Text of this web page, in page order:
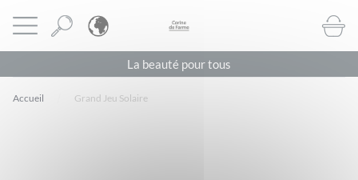
Ouvrir le menu CORINE DE FARME BE
La beauté pour tous
Accueil Grand Jeu Solaire